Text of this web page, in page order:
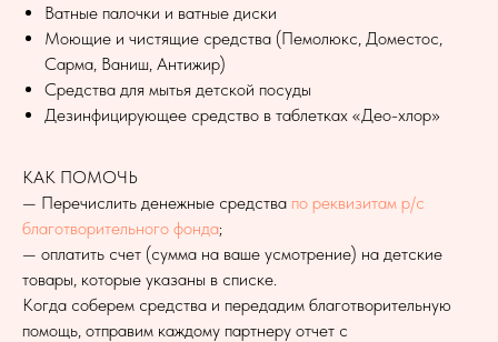
Ватные палочки и ватные диски
Моющие и чистящие средства (Пемолюкс, Доместос,
Сарма, Ваниш, Антижир)
Средства для мытья детской посуды
Дезинфицирующее средство в таблетках «Део-хлор»
КАК ПОМОЧЬ
— Перечислить денежные средства по реквизитам р/с
благотворительного фонда;
— оплатить счет (сумма на ваше усмотрение) на детские
товары, которые указаны в списке.
Когда соберем средства и передадим благотворительную
помощь, отправим каждому партнеру отчет с